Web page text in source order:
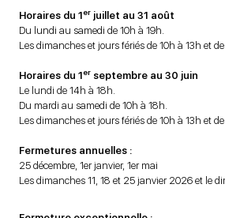
Horaires du 1er juillet au 31 août
Du lundi au samedi de 10h à 19h.
Les dimanches et jours fériés de 10h à 13h et de
Horaires du 1er septembre au 30 juin
Le lundi de 14h à 18h.
Du mardi au samedi de 10h à 18h.
Les dimanches et jours fériés de 10h à 13h et de
Fermetures annuelles :
25 décembre, 1er janvier, 1er mai
Les dimanches 11, 18 et 25 janvier 2026 et le